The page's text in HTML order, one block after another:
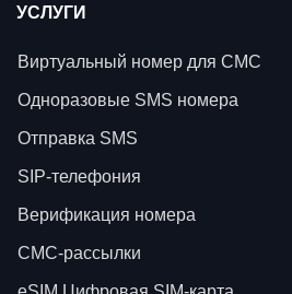
УСЛУГИ
Виртуальный номер для СМС
Одноразовые SMS номера
Отправка SMS
SIP-телефония
Верификация номера
СМС-рассылки